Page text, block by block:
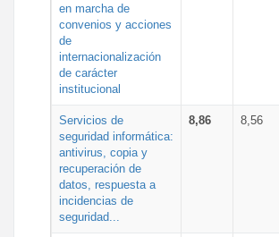
en marcha de
convenios y acciones
de
internacionalización
de carácter
institucional
Servicios de
seguridad informática:
antivirus, copia y
recuperación de
datos, respuesta a
incidencias de
seguridad...
8,86 8,56